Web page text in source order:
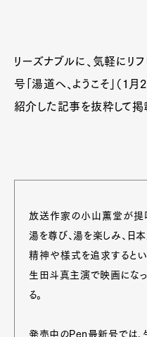
リーズナブルに、気軽にリ
号「湯道へ、ようこそ」（1
紹介した記事を抜粋して掲
放送作家の小山薫堂が提
湯を尊び、湯を楽しみ、日
精神や様式を追求するとい
生田斗真主演で映画にな
る。
発売中のPen最新号では、